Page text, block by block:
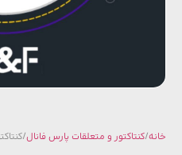
کنتاکتور و متعلقات پارس فانال/ کنتاکتور PFC-18 3P